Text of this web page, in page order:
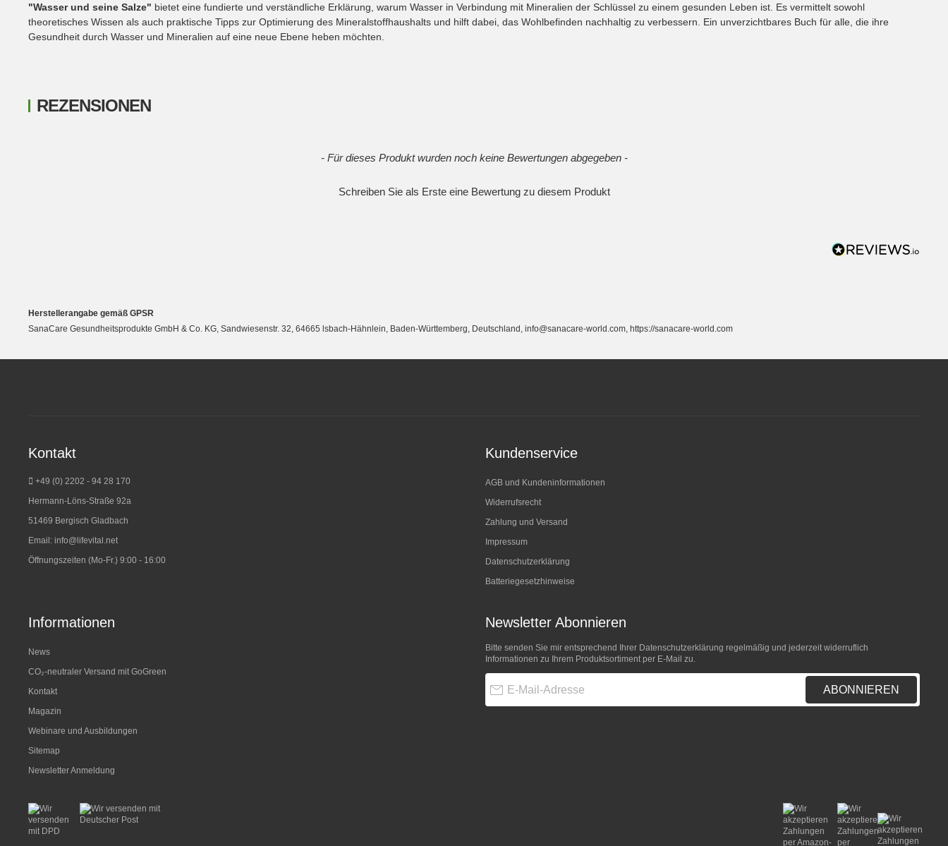
"Wasser und seine Salze" bietet eine fundierte und verständliche Erklärung, warum Wasser in Verbindung mit Mineralien der Schlüssel zu einem gesunden Leben ist. Es vermittelt sowohl
theoretisches Wissen als auch praktische Tipps zur Optimierung des Mineralstoffhaushalts und hilft dabei, das Wohlbefinden nachhaltig zu verbessern. Ein unverzichtbares Buch für alle, die ihre
Gesundheit durch Wasser und Mineralien auf eine neue Ebene heben möchten.
REZENSIONEN
- Für dieses Produkt wurden noch keine Bewertungen abgegeben -
Schreiben Sie als Erste eine Bewertung zu diesem Produkt
Herstellerangabe gemäß GPSR
SanaCare Gesundheitsprodukte GmbH & Co. KG, Sandwiesenstr. 32, 64665 lsbach-Hähnlein, Baden-Württemberg, Deutschland, info@sanacare-world.com, https://sanacare-world.com
Kontakt
+49 (0) 2202 - 94 28 170
Hermann-Löns-Straße 92a
51469 Bergisch Gladbach
Email: info@lifevital.net
Öffnungszeiten (Mo-Fr.) 9:00 - 16:00
Kundenservice
AGB und Kundeninformationen
Widerrufsrecht
Zahlung und Versand
Impressum
Datenschutzerklärung
Batteriegesetzhinweise
Informationen
News
CO₂-neutraler Versand mit GoGreen
Kontakt
Magazin
Webinare und Ausbildungen
Sitemap
Newsletter Anmeldung
Newsletter Abonnieren
Bitte senden Sie mir entsprechend Ihrer Datenschutzerklärung regelmäßig und jederzeit widerruflich
Informationen zu Ihrem Produktsortiment per E-Mail zu.
ABONNIEREN